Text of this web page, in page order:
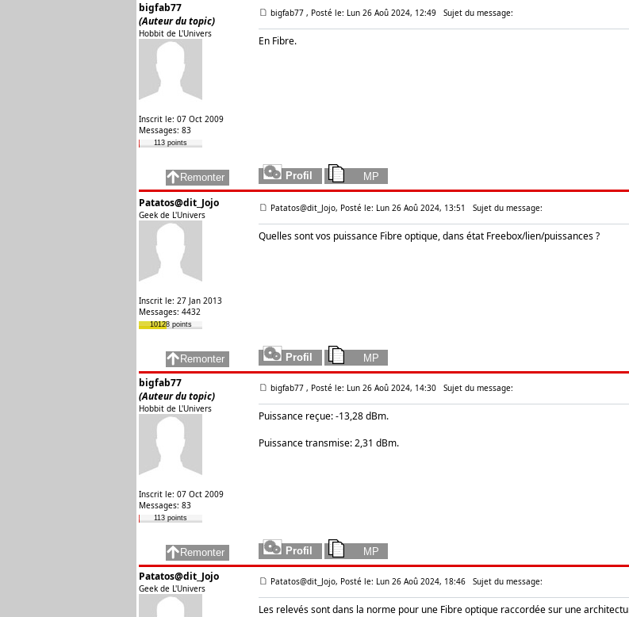
bigfab77
(Auteur du topic)
Hobbit de L'Univers
Inscrit le: 07 Oct 2009
Messages: 83
113 points
bigfab77 , Posté le: Lun 26 Aoû 2024, 12:49 Sujet du message:
En Fibre.
Patatos@dit_Jojo
Geek de L'Univers
Inscrit le: 27 Jan 2013
Messages: 4432
10128 points
Patatos@dit_Jojo, Posté le: Lun 26 Aoû 2024, 13:51 Sujet du message:
Quelles sont vos puissance Fibre optique, dans état Freebox/lien/puissances ?
bigfab77
(Auteur du topic)
Hobbit de L'Univers
Inscrit le: 07 Oct 2009
Messages: 83
113 points
bigfab77 , Posté le: Lun 26 Aoû 2024, 14:30 Sujet du message:
Puissance reçue: -13,28 dBm.
Puissance transmise: 2,31 dBm.
Patatos@dit_Jojo
Geek de L'Univers
Patatos@dit_Jojo, Posté le: Lun 26 Aoû 2024, 18:46 Sujet du message:
Les relevés sont dans la norme pour une Fibre optique raccordée sur une